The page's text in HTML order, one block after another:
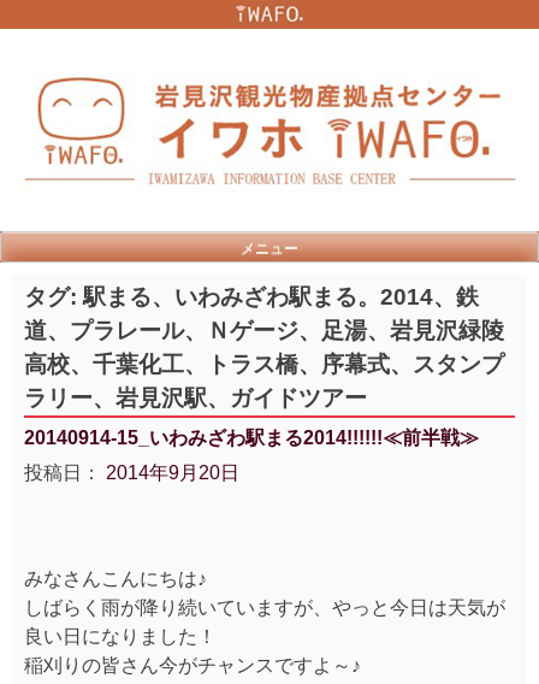
メニュー
タグ:駅まる、いわみざわ駅まる。2014、鉄
道、プラレール、Ｎゲージ、足湯、岩見沢緑陵
高校、千葉化工、トラス橋、序幕式、スタンプ
ラリー、岩見沢駅、ガイドツアー
20140914-15_いわみざわ駅まる2014!!!!!!≪前半戦≫
投稿日： 2014年9月20日
みなさんこんにちは♪
しばらく雨が降り続いていますが、やっと今日は天気が
良い日になりました！
稲刈りの皆さん今がチャンスですよ～♪